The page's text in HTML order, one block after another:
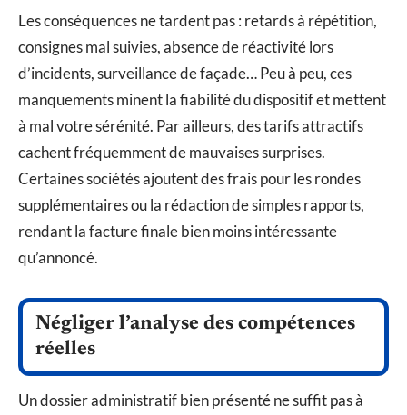
Les conséquences ne tardent pas : retards à répétition,
consignes mal suivies, absence de réactivité lors
d’incidents, surveillance de façade… Peu à peu, ces
manquements minent la fiabilité du dispositif et mettent
à mal votre sérénité. Par ailleurs, des tarifs attractifs
cachent fréquemment de mauvaises surprises.
Certaines sociétés ajoutent des frais pour les rondes
supplémentaires ou la rédaction de simples rapports,
rendant la facture finale bien moins intéressante
qu’annoncé.
Négliger l’analyse des compétences
réelles
Un dossier administratif bien présenté ne suffit pas à